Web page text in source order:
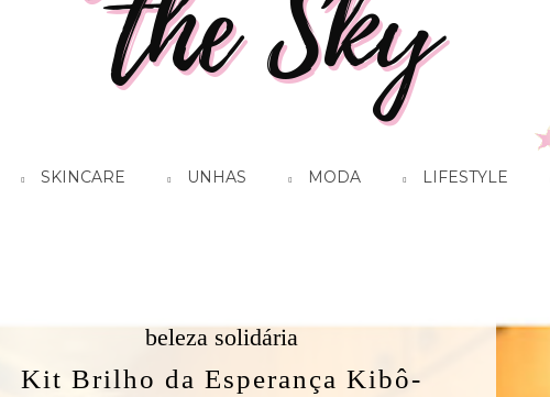
SKINCARE UNHAS MODA LIFESTYLE
beleza solidária
Kit Brilho da Esperança Kibô-